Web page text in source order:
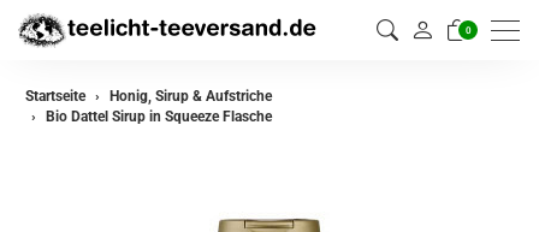
0
Startseite
Honig, Sirup & Aufstriche
Bio Dattel Sirup in Squeeze Flasche